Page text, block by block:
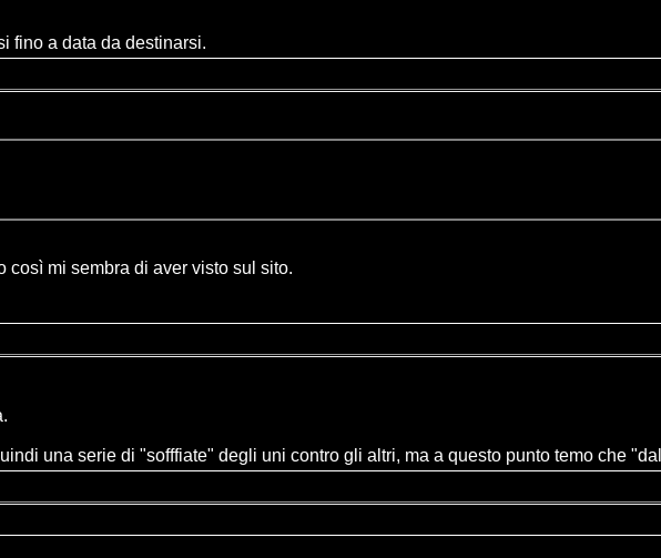
fino a data da destinarsi.
così mi sembra di aver visto sul sito.
una serie di "sofffiate" degli uni contro gli altri, ma a questo punto temo che